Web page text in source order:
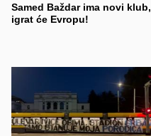
Samed Baždar ima novi klub,
igrat će Evropu!